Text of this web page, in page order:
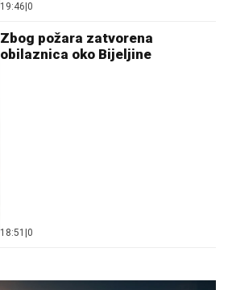
19:46 0
Zbog požara zatvorena
obilaznica oko Bijeljine
18:51 0